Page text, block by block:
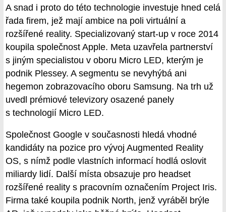
A snad i proto do této technologie investuje hned celá
řada firem, jež mají ambice na poli virtuální a
rozšířené reality. Specializovaný start-up v roce 2014
koupila společnost Apple. Meta uzavřela partnerství
s jiným specialistou v oboru Micro LED, kterým je
podnik Plessey. A segmentu se nevyhýbá ani
hegemon zobrazovacího oboru Samsung. Na trh už
uvedl prémiové televizory osazené panely
s technologií Micro LED.
Společnost Google v současnosti hledá vhodné
kandidáty na pozice pro vývoj Augmented Reality
OS, s nímž podle vlastních informací hodlá oslovit
miliardy lidí. Další místa obsazuje pro headset
rozšířené reality s pracovním označením Project Iris.
Firma také koupila podnik North, jenž vyráběl brýle